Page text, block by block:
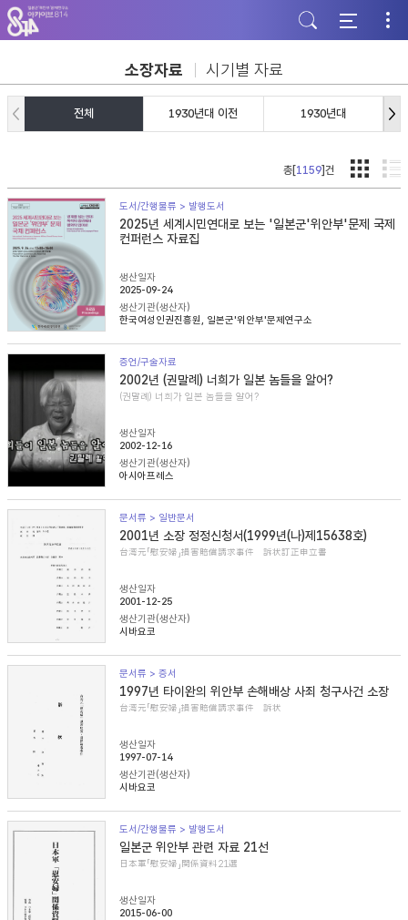
주
메
뉴
가
기
본
문
바
기
하
단
바
기
소장자료 시기별 자료
전체 1930년대 이전 1930년대
총[1159]건
도서/간행물류 > 발행도서
2025년 세계시민연대로 보는 '일본군'위안부'문제 국제
컨퍼런스 자료집
생산일자
2025-09-24
생산기관(생산자)
한국여성인권진흥원, 일본군'위안부'문제연구소
증언/구술자료
2002년 (권말례) 너희가 일본 놈들을 알어?
(권말례) 너희가 일본 놈들을 알어?
생산일자
2002-12-16
생산기관(생산자)
아시아프레스
문서류 > 일반문서
2001년 소장 정정신청서(1999년(나)제15638호)
台湾元「慰安婦」損害賠償請求事件 訴状訂正申立書
생산일자
2001-12-25
생산기관(생산자)
시바요코
문서류 > 증서
1997년 타이완의 위안부 손해배상 사죄 청구사건 소장
台湾元「慰安婦」損害賠償請求事件 訴状
생산일자
1997-07-14
생산기관(생산자)
시바요코
도서/간행물류 > 발행도서
일본군 위안부 관련 자료 21선
日本軍「慰安婦」関係資料21選
생산일자
2015-06-00